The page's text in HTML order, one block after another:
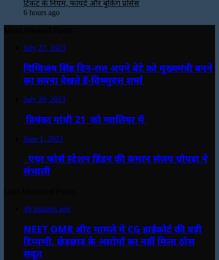
टिकट के नियम, फायदे और बुकिंग प्रोसेस
6 hours ago
July 27, 2023
दिग्विजय सिंह दिन-रात अपने बेटे को मुख्यमंत्री बनने
का सपना देखते हैं-विष्णुदत्त शर्मा
July 20, 2023
प्रियंका गांधी 21 को ग्वालियर में
June 1, 2023
एयर फोर्स स्टेशन हिंडन की कमान संजय चोपड़ा ने
संभाली
49 minutes ago
NEET OMR शीट मामले में CG हाईकोर्ट की बड़ी
टिप्पणी, छेड़छाड़ के आरोपों का नहीं मिला ठोस
सबूत